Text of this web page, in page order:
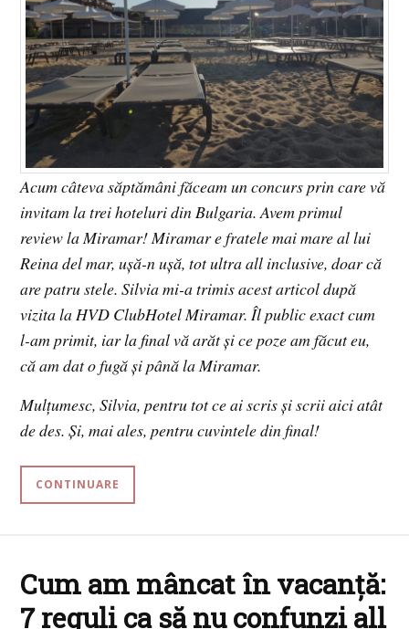
Acum câteva săptămâni făceam un concurs prin care vă
invitam la trei hoteluri din Bulgaria. Avem primul
review la Miramar! Miramar e fratele mai mare al lui
Reina del mar, ușă-n ușă, tot ultra all inclusive, doar că
are patru stele. Silvia mi-a trimis acest articol după
vizita la HVD ClubHotel Miramar. Îl public exact cum
l-am primit, iar la final vă arăt și ce poze am făcut eu,
că am dat o fugă și până la Miramar.
Mulțumesc, Silvia, pentru tot ce ai scris și scrii aici atât
de des. Și, mai ales, pentru cuvintele din final!
CONTINUARE
Cum am mâncat în vacanță:
7 reguli ca să nu confunzi all